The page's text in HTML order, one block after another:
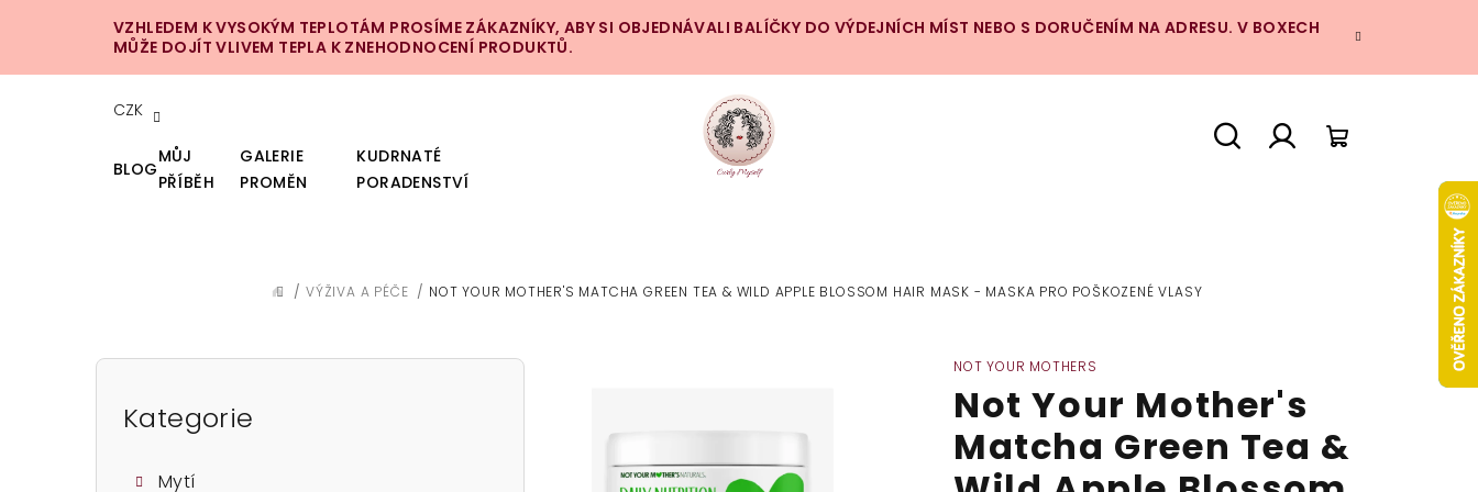
VZHLEDEM K VYSOKÝM TEPLOTÁM PROSÍME ZÁKAZNÍKY, ABY SI OBJEDNÁVALI BALÍČKY DO VÝDEJNÍCH MÍST NEBO S DORUČENÍM NA ADRESU. V BOXECH
MŮŽE DOJÍT VLIVEM TEPLA K ZNEHODNOCENÍ PRODUKTŮ.
CZK
BLOG
MŮJ
PŘÍBĚH
GALERIE
PROMĚN
KUDRNATÉ
PORADENSTVÍ
DOMŮ
/ VÝŽIVA A PÉČE / NOT YOUR MOTHER'S MATCHA GREEN TEA & WILD APPLE BLOSSOM HAIR MASK - MASKA PRO POŠKOZENÉ VLASY
P
Přeskočit
kategorie
Kategorie
Mytí
NOT YOUR MOTHERS
Not Your Mother's
Matcha Green Tea &